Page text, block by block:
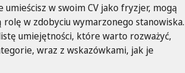
w swoim CV jako fryzjer, mogą
rolę w zdobyciu wymarzonego stanowiska.
umiejętności, które warto rozważyć,
wraz z wskazówkami, jak je